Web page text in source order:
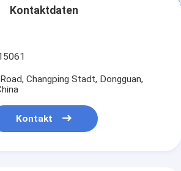
Kontaktdaten
Changping Stadt, Dongguan,
Kontakt